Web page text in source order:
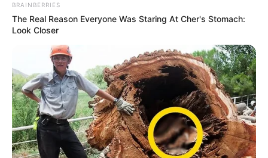
BRAINBERRIES
The Real Reason Everyone Was Staring At Cher's Stomach:
Look Closer